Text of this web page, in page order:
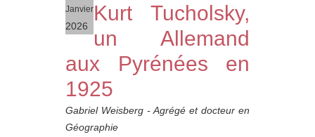
Janvier
2026
Kurt Tucholsky,
un Allemand
aux Pyrénées en
1925
Gabriel Weisberg - Agrégé et docteur en
Géographie